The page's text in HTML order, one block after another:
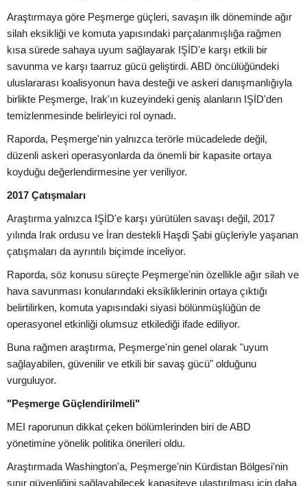
Araştırmaya göre Peşmerge güçleri, savaşın ilk döneminde ağır
silah eksikliği ve komuta yapısındaki parçalanmışlığa rağmen
kısa sürede sahaya uyum sağlayarak IŞİD'e karşı etkili bir
savunma ve karşı taarruz gücü geliştirdi. ABD öncülüğündeki
uluslararası koalisyonun hava desteği ve askeri danışmanlığıyla
birlikte Peşmerge, Irak'ın kuzeyindeki geniş alanların IŞİD'den
temizlenmesinde belirleyici rol oynadı.
Raporda, Peşmerge'nin yalnızca terörle mücadelede değil,
düzenli askeri operasyonlarda da önemli bir kapasite ortaya
koyduğu değerlendirmesine yer veriliyor.
2017 Çatışmaları
Araştırma yalnızca IŞİD'e karşı yürütülen savaşı değil, 2017
yılında Irak ordusu ve İran destekli Haşdi Şabi güçleriyle yaşanan
çatışmaları da ayrıntılı biçimde inceliyor.
Raporda, söz konusu süreçte Peşmerge'nin özellikle ağır silah ve
hava savunması konularındaki eksikliklerinin ortaya çıktığı
belirtilirken, komuta yapısındaki siyasi bölünmüşlüğün de
operasyonel etkinliği olumsuz etkilediği ifade ediliyor.
Buna rağmen araştırma, Peşmerge'nin genel olarak "uyum
sağlayabilen, güvenilir ve etkili bir savaş gücü" olduğunu
vurguluyor.
"Peşmerge Güçlendirilmeli"
MEI raporunun dikkat çeken bölümlerinden biri de ABD
yönetimine yönelik politika önerileri oldu.
Araştırmada Washington'a, Peşmerge'nin Kürdistan Bölgesi'nin
sınır güvenliğini sağlayabilecek kapasiteye ulaştırılması için daha